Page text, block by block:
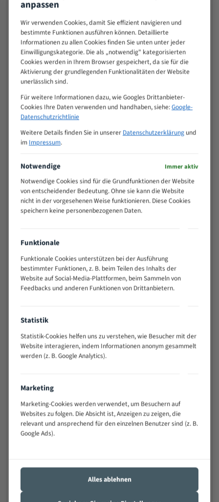
20
50
80
> 100
VOLLMATERIAL
M (mm)
Zoll (ZpZ))
>
25
10/14
15 - 40
8/12
25 - 50
50 - 120
80 - 180
3/4
130 -
350
2/3
150 -
200 -
600
> 500
0,75/1,25
Vorteile:
Vielseitiges Bandsägeblatt für verschiedenste
Widerstandsfähig gegen Zahnbruch auch bei
wechselnde Verbindungslängen)
Sehr geringe Vibration
Technische Beschreibung:
Positiver Spanwinkel
Bandkörper aus hochlegiertem Federstahl
Legierte HSS-beschichtete Zahnspitzen
anpassen
Wir verwenden Cookies, damit Sie effizient navigieren und
bestimmte Funktionen ausführen können. Detaillierte
Informationen zu allen Cookies finden Sie unten unter jeder
Einwilligungskategorie. Die als „notwendig" kategorisierten
Cookies werden in Ihrem Browser gespeichert, da sie für die
Aktivierung der grundlegenden Funktionalitäten der Website
unerlässlich sind.
Für weitere Informationen dazu, wie Googles Drittanbieter-
Cookies Ihre Daten verwenden und handhaben, siehe:Google-
Datenschutzrichtlinie
Weitere Details finden Sie in unserer Datenschutzerklärungund
im Impressum.
Notwendige Immer aktiv
Notwendige Cookies sind für die Grundfunktionen der Website
von entscheidender Bedeutung. Ohne sie kann die Website
nicht in der vorgesehenen Weise funktionieren. Diese Cookies
speichern keine personenbezogenen Daten.
Funktionale
Funktionale Cookies unterstützen bei der Ausführung
bestimmter Funktionen, z. B. beim Teilen des Inhalts der
Website auf Social-Media-Plattformen, beim Sammeln von
Feedbacks und anderen Funktionen von Drittanbietern.
Statistik
Statistik-Cookies helfen uns zu verstehen, wie Besucher mit der
Website interagieren, indem Informationen anonym gesammelt
werden (z. B. Google Analytics).
Marketing
Marketing-Cookies werden verwendet, um Besuchern auf
Websites zu folgen. Die Absicht ist, Anzeigen zu zeigen, die
relevant und ansprechend für den einzelnen Benutzer sind (z. B.
Google Ads).
Alles ablehnen